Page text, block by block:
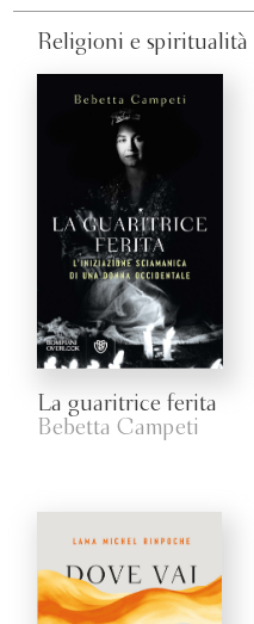
Religioni e spiritualità
La guaritrice ferita
Bebetta Campeti